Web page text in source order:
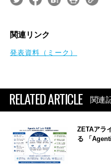
関連リンク
発表資料（ミーク）
RELATED ARTICLE 関連
ZETAアラ
る 「